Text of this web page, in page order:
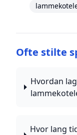
Ofte stilte
Hvordan
Hvor lang